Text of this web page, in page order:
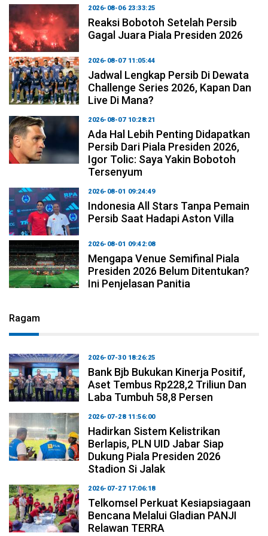
2026-08-06 23:33:25
Reaksi Bobotoh Setelah Persib
Gagal Juara Piala Presiden 2026
2026-08-07 11:05:44
Jadwal Lengkap Persib Di Dewata
Challenge Series 2026, Kapan Dan
Live Di Mana?
2026-08-07 10:28:21
Ada Hal Lebih Penting Didapatkan
Persib Dari Piala Presiden 2026,
Igor Tolic: Saya Yakin Bobotoh
Tersenyum
2026-08-01 09:24:49
Indonesia All Stars Tanpa Pemain
Persib Saat Hadapi Aston Villa
2026-08-01 09:42:08
Mengapa Venue Semifinal Piala
Presiden 2026 Belum Ditentukan?
Ini Penjelasan Panitia
Ragam
2026-07-30 18:26:25
Bank Bjb Bukukan Kinerja Positif,
Aset Tembus Rp228,2 Triliun Dan
Laba Tumbuh 58,8 Persen
2026-07-28 11:56:00
Hadirkan Sistem Kelistrikan
Berlapis, PLN UID Jabar Siap
Dukung Piala Presiden 2026
Stadion Si Jalak
2026-07-27 17:06:18
Telkomsel Perkuat Kesiapsiagaan
Bencana Melalui Gladian PANJI
Relawan TERRA